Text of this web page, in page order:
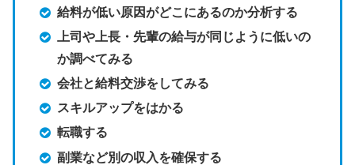
給料が低い原因がどこにあるのか分析する
上司や上長・先輩の給与が同じように低いの
か調べてみる
会社と給料交渉をしてみる
スキルアップをはかる
転職する
副業など別の収入を確保する